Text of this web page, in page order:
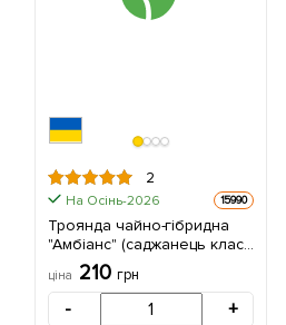
2
На Осінь-2026 15990
Троянда чайно-гібридна
"Амбіанс" (саджанець класу
АА +) вищий сорт 1 шт в
упаковці
ціна 210 грн
- +